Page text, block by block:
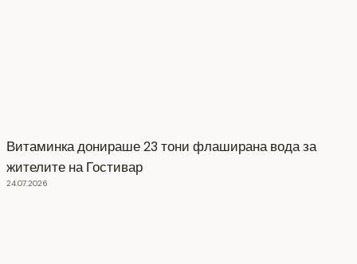
Витаминка донираше 23 тони флаширана вода за
жителите на Гостивар
24.07.2026